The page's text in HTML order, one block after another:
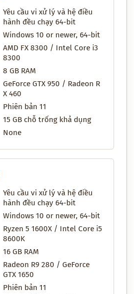
Yêu cầu vi xử lý và hệ điều
hành đều chạy 64-bit
Windows 10 or newer, 64-bit
AMD FX 8300 / Intel Core i3
8300
8 GB RAM
GeForce GTX 950 / Radeon R
X 460
Phiên bản 11
15 GB chỗ trống khả dụng
None
Yêu cầu vi xử lý và hệ điều
hành đều chạy 64-bit
Windows 10 or newer, 64-bit
Ryzen 5 1600X / Intel Core i5
8600K
16 GB RAM
Radeon R9 280 / GeForce
GTX 1650
Phiên bản 11